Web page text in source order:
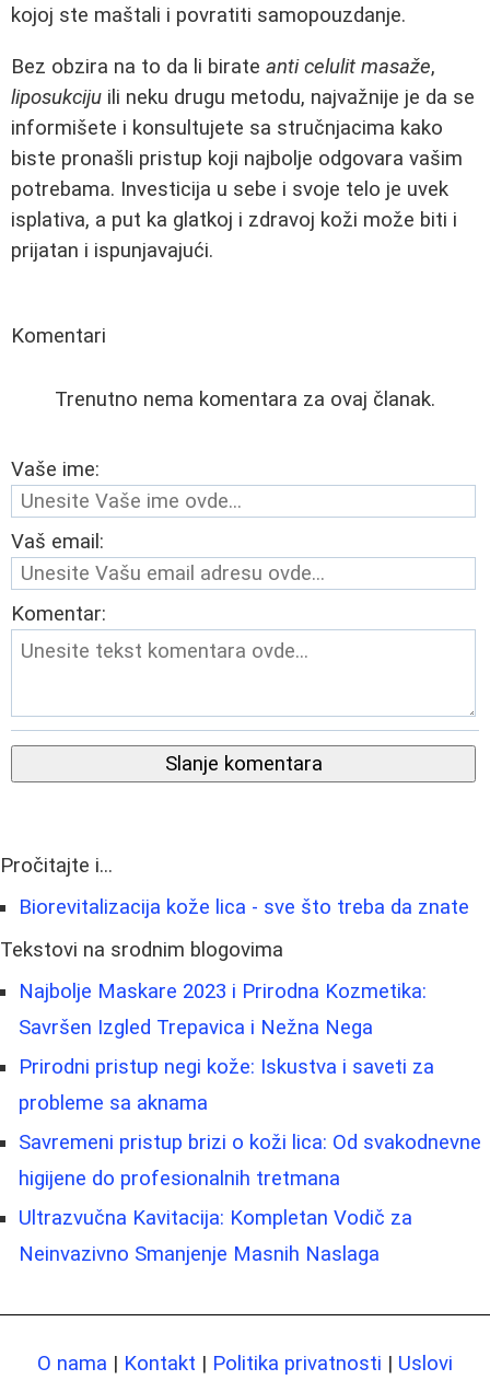
kojoj ste maštali i povratiti samopouzdanje.
Bez obzira na to da li birate anti celulit masaže,
liposukciju ili neku drugu metodu, najvažnije je da se
informišete i konsultujete sa stručnjacima kako
biste pronašli pristup koji najbolje odgovara vašim
potrebama. Investicija u sebe i svoje telo je uvek
isplativa, a put ka glatkoj i zdravoj koži može biti i
prijatan i ispunjavajući.
Komentari
Trenutno nema komentara za ovaj članak.
Vaše ime:
Vaš email:
Komentar:
Slanje komentara
Pročitajte i...
Biorevitalizacija kože lica - sve što treba da znate
Tekstovi na srodnim blogovima
Najbolje Maskare 2023 i Prirodna Kozmetika:
Savršen Izgled Trepavica i Nežna Nega
Prirodni pristup negi kože: Iskustva i saveti za
probleme sa aknama
Savremeni pristup brizi o koži lica: Od svakodnevne
higijene do profesionalnih tretmana
Ultrazvučna Kavitacija: Kompletan Vodič za
Neinvazivno Smanjenje Masnih Naslaga
O nama | Kontakt | Politika privatnosti | Uslovi